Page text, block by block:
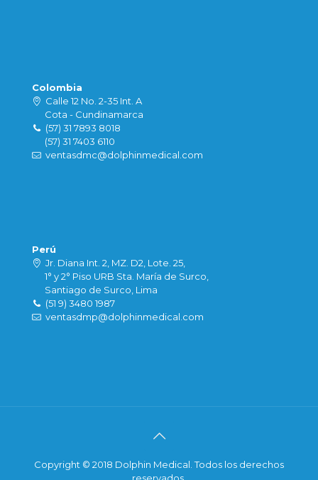
Colombia
Calle 12 No. 2-35 Int. A
Cota - Cundinamarca
(57) 31 7893 8018
(57) 31 7403 6110
ventasdmc@dolphinmedical.com
Perú
Jr. Diana Int. 2, MZ. D2, Lote. 25,
1° y 2° Piso URB Sta. María de Surco,
Santiago de Surco, Lima
(51 9) 3480 1987
ventasdmp@dolphinmedical.com
Copyright © 2018 Dolphin Medical. Todos los derechos